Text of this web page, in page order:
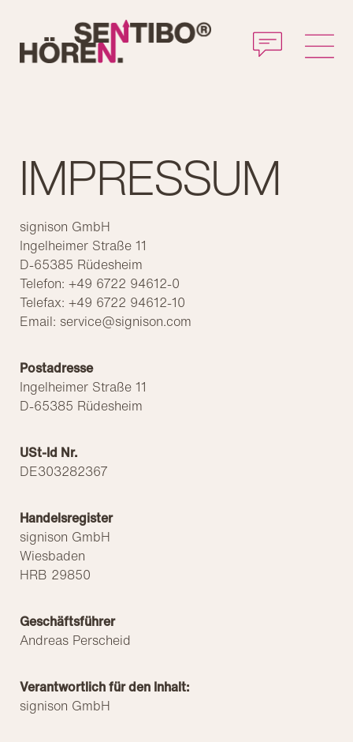
BRAIN
IMPRESSUM
signison GmbH
Ingelheimer Straße 11
D-65385 Rüdesheim
Telefon: +49 6722 94612-0
Telefax: +49 6722 94612-10
Email: service@signison.com
Postadresse
Ingelheimer Straße 11
D-65385 Rüdesheim
USt-Id Nr.
DE303282367
Handelsregister
signison GmbH
Wiesbaden
HRB 29850
Geschäftsführer
Andreas Perscheid
Verantwortlich für den Inhalt:
signison GmbH